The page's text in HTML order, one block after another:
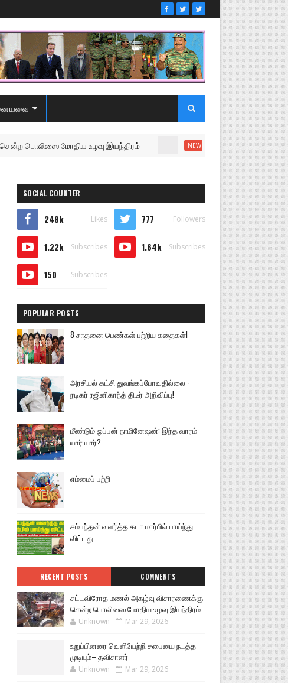
மோதிய உழவு இயந்திரம் உறுப்பினரை வெளியேற்றி
SOCIAL COUNTER
248k Likes 777 Followers
1.22k Subscribes 1.64k Subscribes
150 Subscribes
POPULAR POSTS
8 சாதனை பெண்கள் பற்றிய கதைகள்!
அரசியல் கட்சி துவங்கப்போவதில்லை -
நடிகர் ரஜினிகாந்த் திடீர் அறிவிப்பு!
மீண்டும் ஓப்பன் நாமினேஷன்: இந்த வாரம்
யார் யார்?
எம்மைப் பற்றி
சம்பந்தன் வளர்த்த கடா மார்பில் பாய்ந்து
விட்டது
RECENT POSTS COMMENTS
சட்டவிரோத மணல் அகழ்வு விசாரணைக்கு
சென்ற பொலிஸை மோதிய உழவு இயந்திரம்
Unknown Mar 29, 2026
உறுப்பினரை வெளியேற்றி சபையை நடத்த
முடியும்– தவிசாளர்
Unknown Mar 29, 2026